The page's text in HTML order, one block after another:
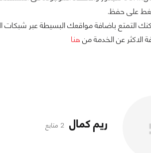
التمتع باضافة مواقعك البسيطة عبر شبكات
الاكثر عن الخدمة منهنا
ريم كمال 2 متابع